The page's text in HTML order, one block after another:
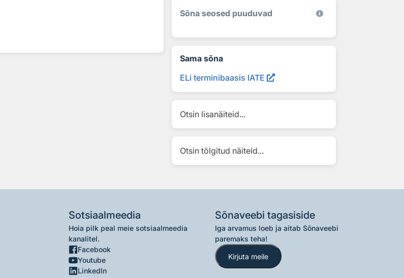
Sõna seosed puuduvad
Sama sõna
ELi terminibaasis IATE
Otsin lisanäiteid...
Otsin tõlgitud näiteid...
Sotsiaalmeedia
Hoia pilk peal meie sotsiaalmeedia
kanalitel.
Facebook
Youtube
LinkedIn
Sõnaveebi tagasiside
Iga arvamus loeb ja aitab Sõnaveebi
paremaks teha!
Kirjuta meile